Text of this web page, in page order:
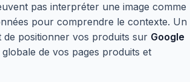
pas interpréter une image comme
pour comprendre le contexte. Un
de positionner vos produits sur Google
de vos pages produits et